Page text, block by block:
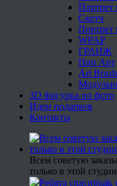
Портрет
Скетч
Портрет
WPAP
ГРАНЖ
Поп Арт
Art Brush
3D фигурка по фото
Идеи подарков
Контакты
Всем советую
только в этой